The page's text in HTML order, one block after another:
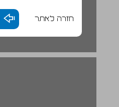
חזרה לאתר
פרק I can... 1 ... 23